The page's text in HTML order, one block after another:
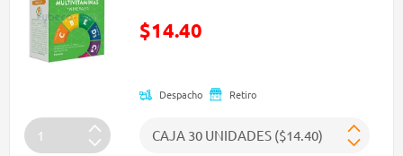
Precio reducido de
$14.40
Despacho Retiro